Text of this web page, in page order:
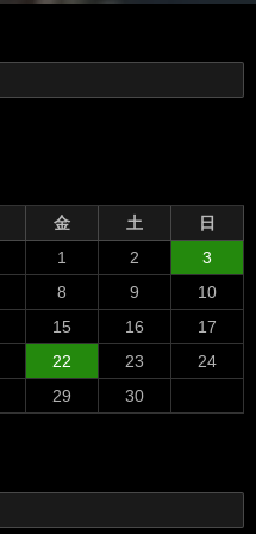
金 土
日
1
2
3
8 9
10
15 16
17
22 23
24
29
30